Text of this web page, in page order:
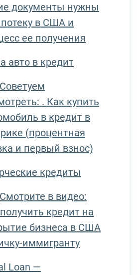
документы нужны
в США и
ее получения
авто в кредит
Советуем
. Как купить
в кредит в
(процентная
и первый взнос)
кредиты
Смотрите в видео:
кредит на
бизнеса в США
иммигранту
Loan —